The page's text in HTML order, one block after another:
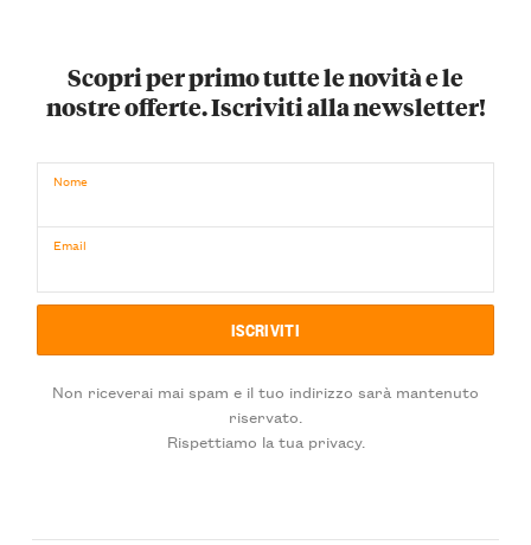
Scopri per primo tutte le novità e le
nostre offerte. Iscriviti alla newsletter!
Nome
Email
Non riceverai mai spam e il tuo indirizzo sarà mantenuto
riservato.
Rispettiamo la tua privacy.